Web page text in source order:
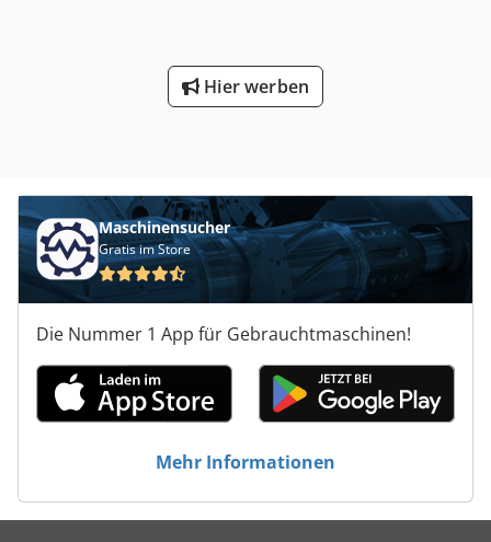
Hier werben
Maschinensucher
Gratis im Store
Die Nummer 1 App für Gebrauchtmaschinen!
Mehr Informationen